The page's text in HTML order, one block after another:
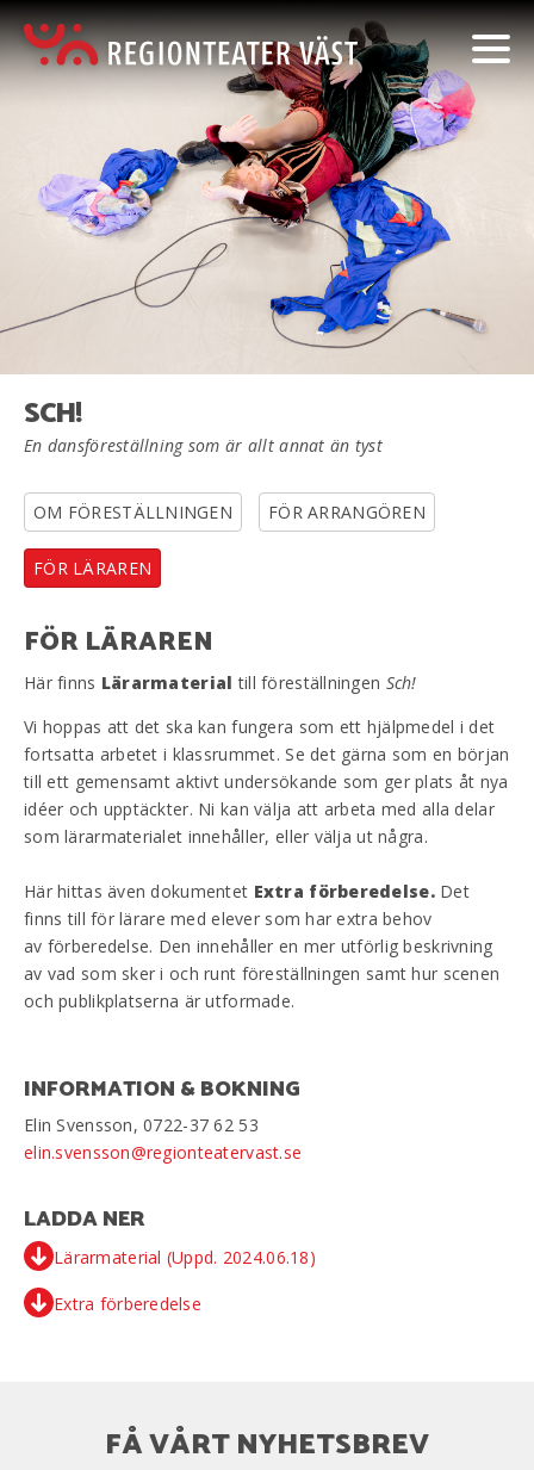
SCH!
En dansföreställning som är allt annat än tyst
OM FÖRESTÄLLNINGEN FÖR ARRANGÖREN
FÖR LÄRAREN
FÖR LÄRAREN
Här finns Lärarmaterial till föreställningen Sch!
Vi hoppas att det ska kan fungera som ett hjälpmedel i det
fortsatta arbetet i klassrummet. Se det gärna som en början
till ett gemensamt aktivt undersökande som ger plats åt nya
idéer och upptäckter. Ni kan välja att arbeta med alla delar
som lärarmaterialet innehåller, eller välja ut några.
Här hittas även dokumentet Extra förberedelse. Det
finns till för lärare med elever som har extra behov
av förberedelse. Den innehåller en mer utförlig beskrivning
av vad som sker i och runt föreställningen samt hur scenen
och publikplatserna är utformade.
INFORMATION & BOKNING
Elin Svensson, 0722-37 62 53
elin.svensson@regionteatervast.se
LADDA NER
Lärarmaterial (Uppd. 2024.06.18)
Extra förberedelse
FÅ VÅRT NYHETSBREV